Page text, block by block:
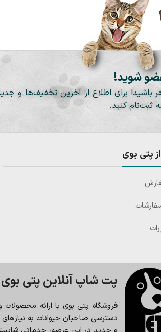
شوید!
باشید! برای اطلاع از آخرین تخفیف‌ها و
ثبت‌نام کنید.
پتی بوی
پت شاپ آنلاین پتی بوی
فروشگاه پتی بوی با ارائه
دسترسی صاحبان حیوانات به نیازهای